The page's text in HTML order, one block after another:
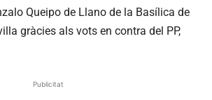
Queipo de Llano de la Basílica de
gràcies als vots en contra del PP,
Publicitat